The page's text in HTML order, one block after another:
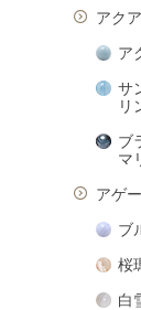
アク
ア
サ
リ
ブ
マ
アゲ
ブ
桜
白